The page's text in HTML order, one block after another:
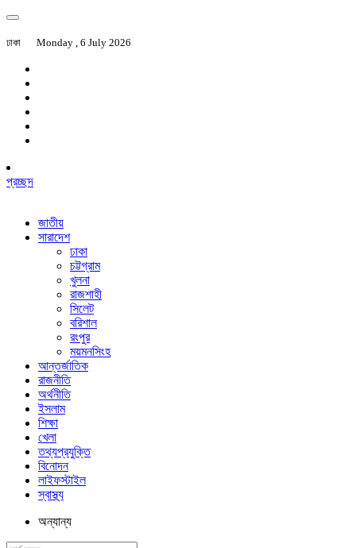
ঢাকা Monday , 6 July 2026
প্রচ্ছদ
জাতীয়
সারাদেশ
ঢাকা
চট্টগ্রাম
খুলনা
রাজশাহী
সিলেট
বরিশাল
রংপুর
ময়মনসিংহ
আন্তর্জাতিক
রাজনীতি
অর্থনীতি
ইসলাম
শিক্ষা
খেলা
তথ্যপ্রযুক্তি
বিনোদন
লাইফস্টাইল
স্বাস্থ্য
অন্যান্য